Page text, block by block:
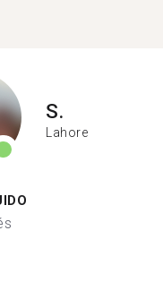
S.
Lahore